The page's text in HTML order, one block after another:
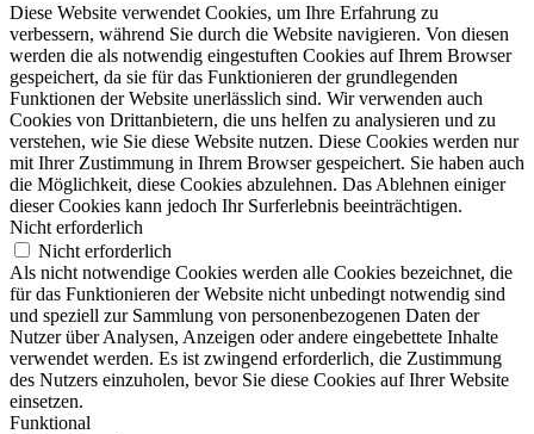
Diese Website verwendet Cookies, um Ihre Erfahrung zu
verbessern, während Sie durch die Website navigieren. Von diesen
werden die als notwendig eingestuften Cookies auf Ihrem Browser
gespeichert, da sie für das Funktionieren der grundlegenden
Funktionen der Website unerlässlich sind. Wir verwenden auch
Cookies von Drittanbietern, die uns helfen zu analysieren und zu
verstehen, wie Sie diese Website nutzen. Diese Cookies werden nur
mit Ihrer Zustimmung in Ihrem Browser gespeichert. Sie haben auch
die Möglichkeit, diese Cookies abzulehnen. Das Ablehnen einiger
dieser Cookies kann jedoch Ihr Surferlebnis beeinträchtigen.
Nicht erforderlich
Nicht erforderlich
Als nicht notwendige Cookies werden alle Cookies bezeichnet, die
für das Funktionieren der Website nicht unbedingt notwendig sind
und speziell zur Sammlung von personenbezogenen Daten der
Nutzer über Analysen, Anzeigen oder andere eingebettete Inhalte
verwendet werden. Es ist zwingend erforderlich, die Zustimmung
des Nutzers einzuholen, bevor Sie diese Cookies auf Ihrer Website
einsetzen.
Funktional